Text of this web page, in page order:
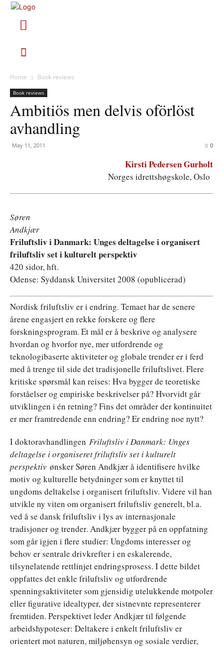
Home Book reviews
Book reviews
Ambitiös men delvis oförlöst
avhandling
May 11, 2011 0
Kirsti Pedersen Gurholt
Norges idrettshøgskole, Oslo
Søren
Andkjær
Friluftsliv i Danmark: Unges deltagelse i organisert
friluftsliv set i kulturelt perspektiv
420 sidor, hft.
Odense: Syddansk Universitet 2008 (opublicerad)
Nordisk friluftsliv er i endring. Temaet har de senere
årene engasjert en rekke forskere og flere
forskningsprogram. Et mål er å beskrive og analysere
hvordan og hvorfor nye, mer utfordrende og
teknologibaserte aktiviteter og globale trender er i ferd
med å trenge til side det tradisjonelle friluftslivet. Flere
kritiske spørsmål kan reises: Hva bygger de teoretiske
forståelser og empiriske beskrivelser på? Hvorvidt går
utviklingen i én retning? Fins det områder der kontinuitet
er mer framtredende enn endring? Er endring noe nytt?
I doktoravhandlingen Friluftsliv i Danmark: Unges
deltagelse i organiseret friluftsliv set i kulturelt
perspektiv ønsker Søren Andkjær å identifisere hvilke
motiv og kulturelle betydninger som er knyttet til
ungdoms deltakelse i organisert friluftsliv. Videre vil han
utvikle ny viten om organisert friluftsliv generelt, bl.a.
ved å se dansk friluftsliv i lys av internasjonale
tradisjoner og trender. Andkjær bygger på en oppfatning
som går igjen i flere studier: Ungdoms interesser og
behov er sentrale drivkrefter i en eskalerende,
tilsynelatende rettlinjet endringsprosess. I dette bildet
oppfattes det enkle friluftsliv og utfordrende
spenningsaktiviteter som gjensidig utelukkende motpoler
eller figurative idealtyper, der sistnevnte representerer
fremtiden. Perspektivet leder Andkjær til følgende
arbeidshypoteser: Deltakere i enkelt friluftsliv er
orientert mot naturen, miljøhensyn og sosiale verdier,